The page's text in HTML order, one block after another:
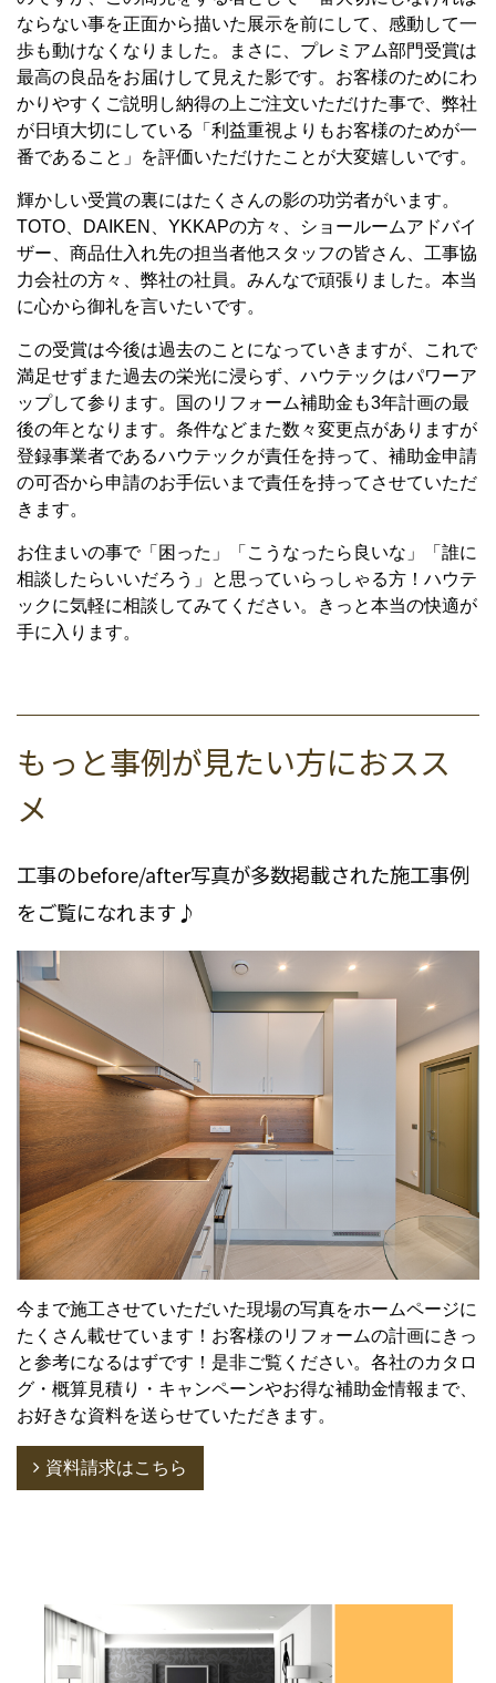
ならない事を正面から描いた展示を前にして、感動して一
歩も動けなくなりました。まさに、プレミアム部門受賞は
最高の良品をお届けして見えた影です。お客様のためにわ
かりやすくご説明し納得の上ご注文いただけた事で、弊社
が日頃大切にしている「利益重視よりもお客様のためが一
番であること」を評価いただけたことが大変嬉しいです。
輝かしい受賞の裏にはたくさんの影の功労者がいます。
TOTO、DAIKEN、YKKAPの方々、ショールームアドバイ
ザー、商品仕入れ先の担当者他スタッフの皆さん、工事協
力会社の方々、弊社の社員。みんなで頑張りました。本当
に心から御礼を言いたいです。
この受賞は今後は過去のことになっていきますが、これで
満足せずまた過去の栄光に浸らず、ハウテックはパワーア
ップして参ります。国のリフォーム補助金も3年計画の最
後の年となります。条件などまた数々変更点がありますが
登録事業者であるハウテックが責任を持って、補助金申請
の可否から申請のお手伝いまで責任を持ってさせていただ
きます。
お住まいの事で「困った」「こうなったら良いな」「誰に
相談したらいいだろう」と思っていらっしゃる方！ハウテ
ックに気軽に相談してみてください。きっと本当の快適が
手に入ります。
もっと事例が見たい方におスス
メ
工事のbefore/after写真が多数掲載された施工事例
をご覧になれます♪
今まで施工させていただいた現場の写真をホームページに
たくさん載せています！お客様のリフォームの計画にきっ
と参考になるはずです！是非ご覧ください。各社のカタロ
グ・概算見積り・キャンペーンやお得な補助金情報まで、
お好きな資料を送らせていただきます。
資料請求はこちら